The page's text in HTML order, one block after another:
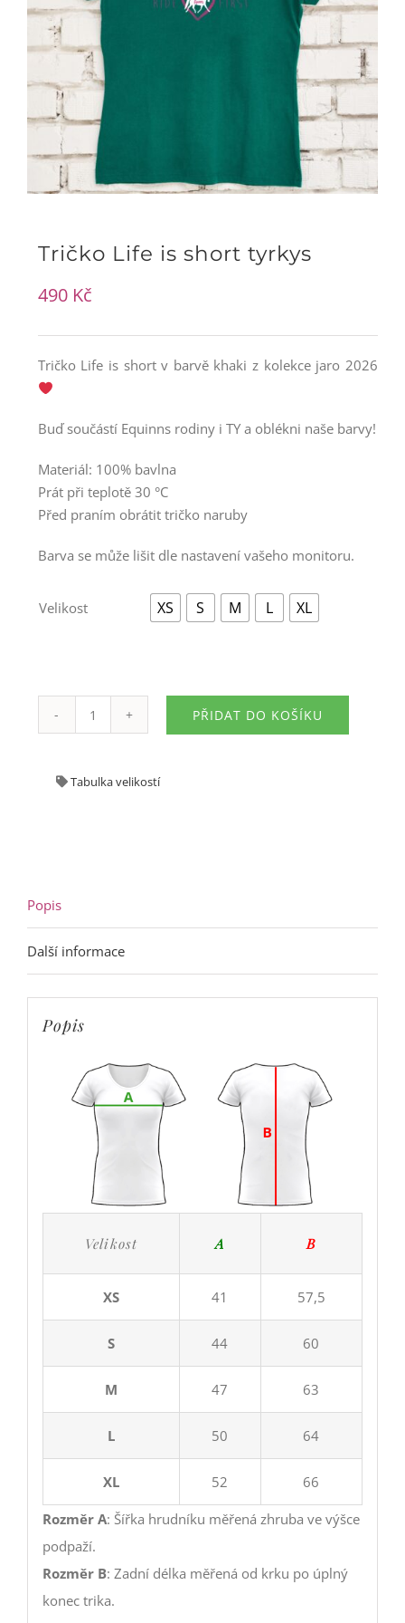
Tričko Life is short tyrkys
490 Kč
Tričko Life is short v barvě khaki z kolekce jaro 2026
Buď součástí Equinns rodiny i TY a oblékni naše barvy!
Materiál: 100% bavlna
Prát při teplotě 30 °C
Před praním obrátit tričko naruby
Barva se může lišit dle nastavení vašeho monitoru.
Velikost XS S M L XL
is
PŘIDAT DO KOŠÍKU
Tabulka velikostí
Popis
Další informace
Popis
Velikost A B
XS 41 57,5
S 44 60
M 47 63
L 50 64
XL 52 66
Rozměr A: Šířka hrudníku měřená zhruba ve výšce
podpaží.
Rozměr B: Zadní délka měřená od krku po úplný
konec trika.